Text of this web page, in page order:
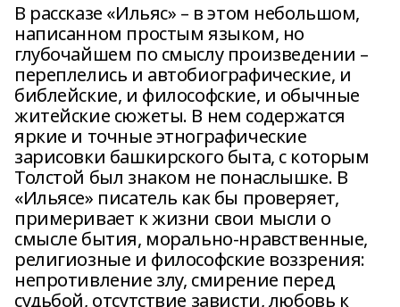
В рассказе «Ильяс» – в этом небольшом,
написанном простым языком, но
глубочайшем по смыслу произведении –
переплелись и автобиографические, и
библейские, и философские, и обычные
житейские сюжеты. В нем содержатся
яркие и точные этнографические
зарисовки башкирского быта, с которым
Толстой был знаком не понаслышке. В
«Ильясе» писатель как бы проверяет,
примеривает к жизни свои мысли о
смысле бытия, морально-нравственные,
религиозные и философские воззрения:
непротивление злу, смирение перед
судьбой, отсутствие зависти, любовь к